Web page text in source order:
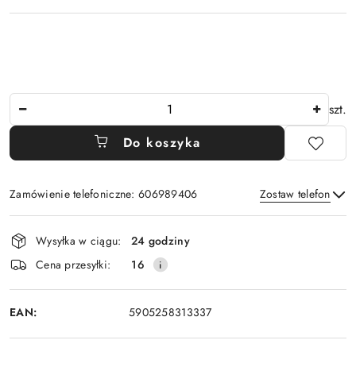
szt.
Do koszyka
Zamówienie telefoniczne: 606989406 Zostaw telefon
Wyślij
Dostępność
i
dostawa
Wysyłka w ciągu:
24 godziny
Cena przesyłki:
16
EAN: 5905258313337